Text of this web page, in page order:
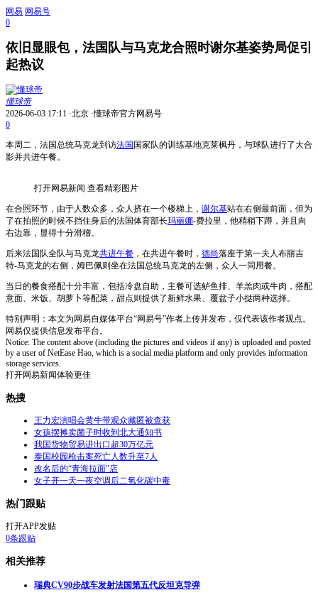
网易 网易号
0
依旧显眼包，法国队与马克龙合照时谢尔基姿势局促引
起热议
懂球帝
2026-06-03 17:11 ·北京 ·懂球帝官方网易号
0
本周二，法国总统马克龙到访法国国家队的训练基地克莱枫丹，与球队进行了大合
影并共进午餐。
打开网易新闻 查看精彩图片
在合照环节，由于人数众多，众人挤在一个楼梯上， 谢尔基站在右侧最前面，但为
了在拍照的时候不挡住身后的法国体育部长玛丽娜-费拉里，他稍稍下蹲，并且向
右边靠，显得十分滑稽。
后来法国队全队与马克龙共进午餐 ，在共进午餐时， 德尚落座于第一夫人布丽吉
特-马克龙的右侧，姆巴佩则坐在法国总统马克龙的左侧，众人一同用餐。
当日的餐食搭配十分丰富，包括冷盘自助，主餐可选鲈鱼排、羊羔肉或牛肉，搭配
意面、米饭、胡萝卜等配菜，甜点则提供了新鲜水果、覆盆子小挞两种选择。
特别声明：本文为网易自媒体平台“网易号”作者上传并发布，仅代表该作者观点。
网易仅提供信息发布平台。
Notice: The content above (including the pictures and videos if any) is uploaded and posted
by a user of NetEase Hao, which is a social media platform and only provides information
storage services.
打开网易新闻体验更佳
热搜
王力宏演唱会黄牛带观众藏匿被查获
女孩摆摊卖菌子时收到北大通知书
我国货物贸易进出口超30万亿元
泰国校园枪击案死亡人数升至7人
改名后的“青海拉面”店
女子开一天一夜空调后二氧化碳中毒
热门跟贴
打开APP发贴
0条跟贴
相关推荐
瑞典CV90步战车发射法国第五代反坦克导弹